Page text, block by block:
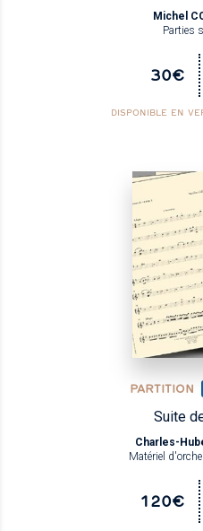
Michel
Parties
30€
DISPONIBLE EN
PARTITION
Suite
Charles-
Matériel
120€